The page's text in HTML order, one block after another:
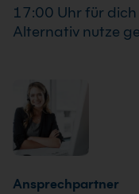
17:00 Uhr für
Alternativ nutze
Ansprechpartner